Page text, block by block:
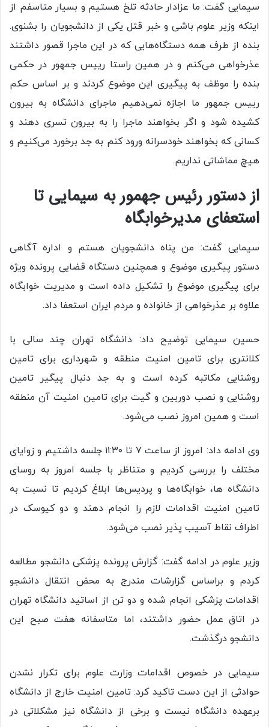
سیمایی گفت: ما عزادار حادثه تلخ هستیم و بسیار متاسفم از
اینکه وزیر علوم باشی و خبر قتل یکی از دانشجویان را بشنوی.
بنده از طرف همه دستگاه‌هایی که در این ماجرا قصور داشتند
عذرخواهی می‌کنم و در همین راستا رییس جمهور در حکمی
بنده را موظف به پیگیری این موضوع کردند و بر اساس حکم
رییس جمهور ما اجازه نمی‌دهیم ماجرای دانشگاه به بیرون
کشیده شود و اگر بخواهند ماجرا را به بیرون تسری دهند و
کسانی که بخواهند خودسرانه ورود کنم به جد برخورد می‌کنیم و
هیچ مماشاتی نداریم.
از دستور رئیس جهمور به سیمایی تا
استعفای مدیرخوابگاه
سیمایی گفت: من پناه دانشجویان هستم و اداره آگاهی
دستور پیگیری موضوع و همچنین دستگاه قضایی پرونده ویژه
برای پیگیری موضوع را تشکیل داده است و مدیریت خوابگاه
علاوه بر عذرخواهی از خانواده و مردم ایران استعفا داد.
حسین سیمایی توضیح داد: دانشگاه تهران چند سالی با
کلانتری برای تامین امنیت منطقه و شهرداری برای تامین
روشنایی مکاتبه کرده است و به جد دنبال پیگیر تامین
روشنایی و نصب دوربین و گیت برای تامین امنیت آن منطقه
است و همین امروز نصب می‌شود.
وی ادامه داد: امروز از ساعت ۷ تا ۱۱:۳۰ جلسه داشتیم و زوایای
مختلف را بررسی کردیم و متناظر با جلسه امروز به روسای
دانشگاه ها، خوابگاه‌ها و پردیس‌ها ابلاغ کردیم تا نسبت به
تامین امنیت اقدامات لازم را انجام دهند و دو کیوسک در
اطراف نقاط آسیب پذیر نصب می‌شود.
وزیر علوم در ادامه گفت: گزارش پرونده پزشکی دانشجو مطالعه
کردم و براساس گزارشات مندرج به محض انتقال دانشجو
اقدامات پزشکی انجام شده و دو تن از اساتید دانشگاه تهران
در اتاق عمل حضور داشتند، اما متاسفانه هفت صبح این
دانشجو درگذشت.
سیمایی در خصوص اقدامات وزارت علوم بر‌ای تکرار نشدن
حوادثی از این دست تاکید کرد: تامین امنیت خارج از دانشگاه
برعهده دانشگاه نیست و برخی از دانشگاه نیز مشکلاتی در